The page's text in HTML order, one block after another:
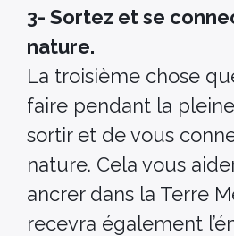
3- Sortez et se
nature.
La troisième chose
faire pendant la
sortir et de vous
nature. Cela vous
ancrer dans la Terre
recevra également